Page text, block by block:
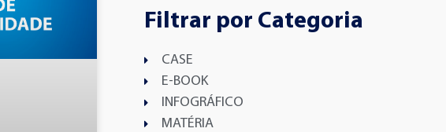
Filtrar por Categoria
CASE
E-BOOK
INFOGRÁFICO
MATÉRIA